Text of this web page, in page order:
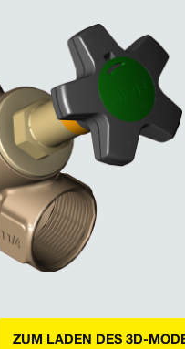
ZUM LADEN DES 3D-